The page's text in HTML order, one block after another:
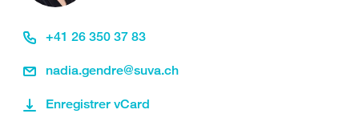
+41 26 350 37 83
nadia.gendre@suva.ch
Enregistrer vCard